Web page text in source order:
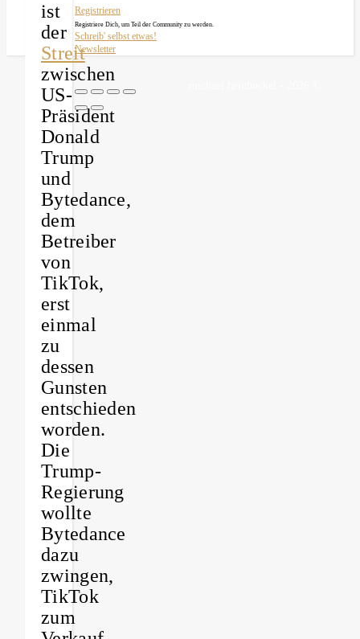
ist
der
Streit
zwischen
US-
Präsident
Donald
Trump
und
Bytedance,
dem
Betreiber
von
TikTok,
erst
einmal
zu
dessen
Gunsten
entschieden
worden.
Die
Trump-
Regierung
wollte
Bytedance
dazu
zwingen,
TikTok
zum
Registrieren
Registriere Dich, um Teil der Community zu werden.
Schreib' selbst etwas!
Newsletter